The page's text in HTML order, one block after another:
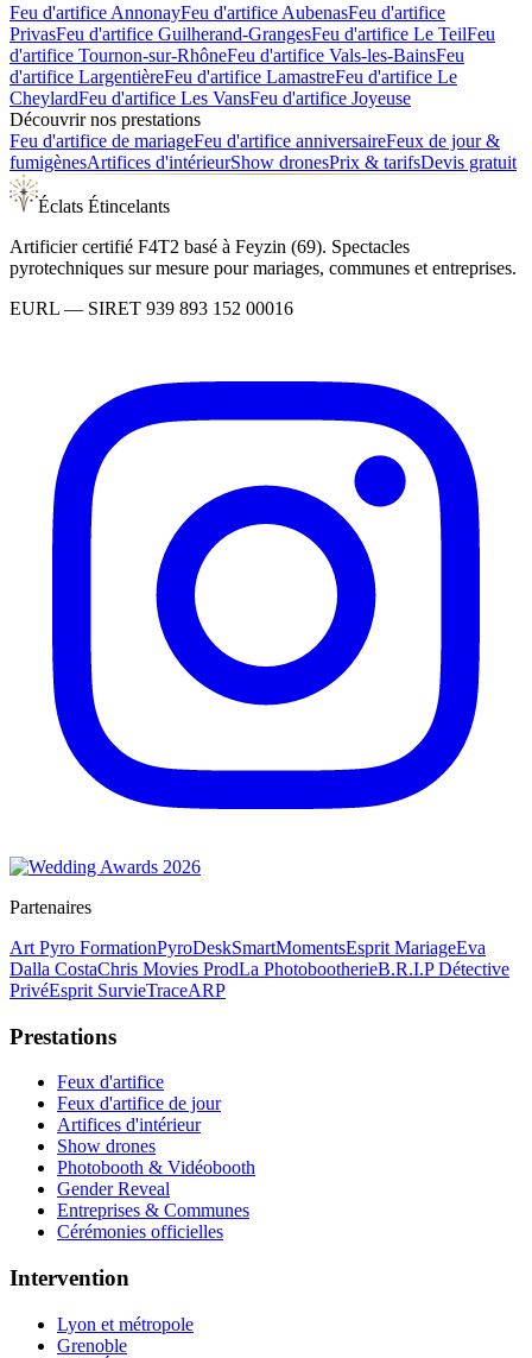
Feu d'artifice AnnonayFeu d'artifice AubenasFeu d'artifice
PrivasFeu d'artifice Guilherand-GrangesFeu d'artifice Le TeilFeu
d'artifice Tournon-sur-RhôneFeu d'artifice Vals-les-BainsFeu
d'artifice LargentièreFeu d'artifice LamastreFeu d'artifice Le
CheylardFeu d'artifice Les VansFeu d'artifice Joyeuse
Découvrir nos prestations
Feu d'artifice de mariageFeu d'artifice anniversaireFeux de jour &
fumigènesArtifices d'intérieurShow dronesPrix & tarifsDevis gratuit
Éclats Étincelants
Artificier certifié F4T2 basé à Feyzin (69). Spectacles
pyrotechniques sur mesure pour mariages, communes et entreprises.
EURL — SIRET 939 893 152 00016
Partenaires
Art Pyro FormationPyroDeskSmartMomentsEsprit MariageEva
Dalla CostaChris Movies ProdLa PhotobootherieB.R.I.P Détective
PrivéEsprit SurvieTraceARP
Prestations
Feux d'artifice
Feux d'artifice de jour
Artifices d'intérieur
Show drones
Photobooth & Vidéobooth
Gender Reveal
Entreprises & Communes
Cérémonies officielles
Intervention
Lyon et métropole
Grenoble